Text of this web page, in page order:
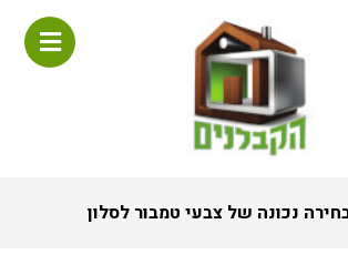
נכונה של צבעי טמבור לסלון